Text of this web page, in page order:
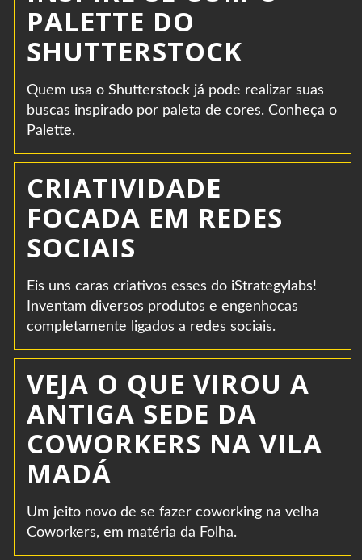
PALETTE DO
SHUTTERSTOCK
Quem usa o Shutterstock já pode realizar suas
buscas inspirado por paleta de cores. Conheça o
Palette.
CRIATIVIDADE
FOCADA EM REDES
SOCIAIS
Eis uns caras criativos esses do iStrategylabs!
Inventam diversos produtos e engenhocas
completamente ligados a redes sociais.
VEJA O QUE VIROU A
ANTIGA SEDE DA
COWORKERS NA VILA
MADÁ
Um jeito novo de se fazer coworking na velha
Coworkers, em matéria da Folha.